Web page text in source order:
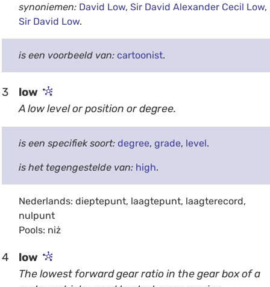
synoniemen: David Low, Sir David Alexander Cecil Low,
Sir David Low.
is een voorbeeld van: cartoonist.
3 low
A low level or position or degree.
is een specifiek soort: degree, grade, level.
is het tegengestelde van: high.
Nederlands: dieptepunt, laagtepunt, laagterecord,
nulpunt
Pools: niż
4 low
The lowest forward gear ratio in the gear box of a